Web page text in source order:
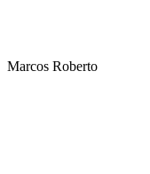
Marcos Roberto